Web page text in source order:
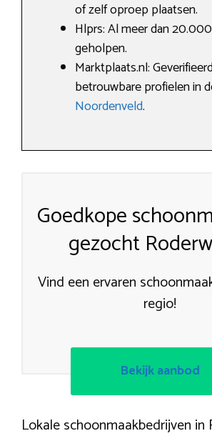
of zelf oproep plaatsen.
Hlprs: Al meer dan
geholpen.
Marktplaats.nl:
betrouwbare profielen in
Noordenveld.
Goedkope
gezocht
Vind een ervaren
regio!
Bekijk aanbod
Lokale schoonmaakbedrijven in